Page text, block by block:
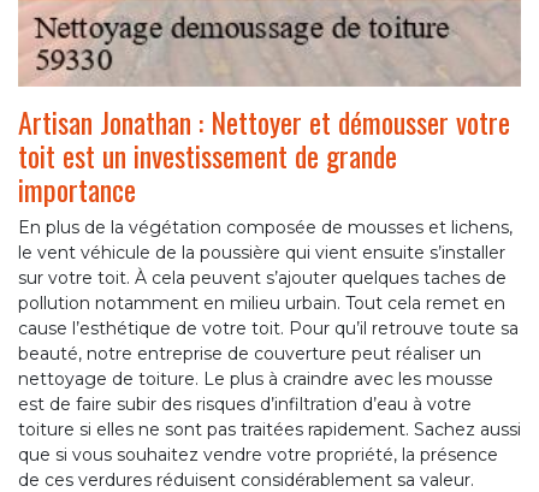
Artisan Jonathan : Nettoyer et démousser votre
toit est un investissement de grande
importance
En plus de la végétation composée de mousses et lichens,
le vent véhicule de la poussière qui vient ensuite s’installer
sur votre toit. À cela peuvent s’ajouter quelques taches de
pollution notamment en milieu urbain. Tout cela remet en
cause l’esthétique de votre toit. Pour qu’il retrouve toute sa
beauté, notre entreprise de couverture peut réaliser un
nettoyage de toiture. Le plus à craindre avec les mousse
est de faire subir des risques d’infiltration d’eau à votre
toiture si elles ne sont pas traitées rapidement. Sachez aussi
que si vous souhaitez vendre votre propriété, la présence
de ces verdures réduisent considérablement sa valeur.